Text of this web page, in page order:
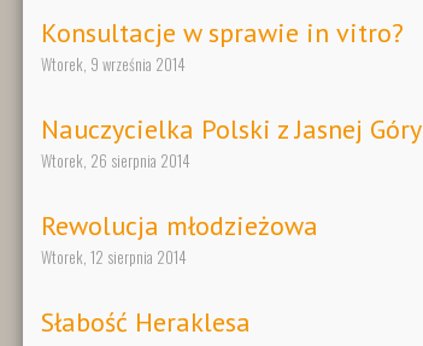
Konsultacje w sprawie in vitro?
Wtorek, 9 września 2014
Nauczycielka Polski z Jasnej Góry
Wtorek, 26 sierpnia 2014
Rewolucja młodzieżowa
Wtorek, 12 sierpnia 2014
Słabość Heraklesa